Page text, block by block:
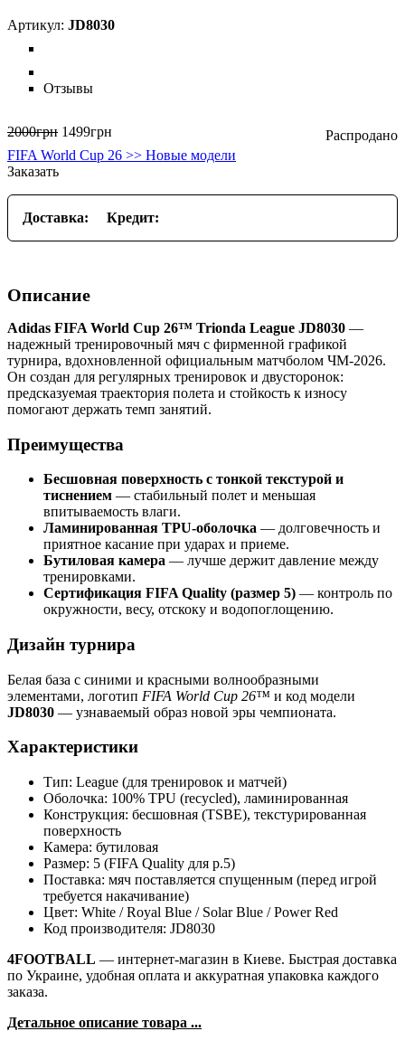
JD8030
Отзывы
2000грн 1499грн
FIFA World Cup 26 >> Новые модели
Заказать
Доставка: Кредит:
Описание
Adidas FIFA World Cup 26™ Trionda League JD8030 —
надежный тренировочный мяч с фирменной графикой
турнира, вдохновленной официальным матчболом ЧМ-2026.
Он создан для регулярных тренировок и двусторонок:
предсказуемая траектория полета и стойкость к износу
помогают держать темп занятий.
Преимущества
Бесшовная поверхность с тонкой текстурой и
тиснением — стабильный полет и меньшая
впитываемость влаги.
Ламинированная TPU-оболочка — долговечность и
приятное касание при ударах и приеме.
Бутиловая камера — лучше держит давление между
тренировками.
Сертификация FIFA Quality (размер 5) — контроль по
окружности, весу, отскоку и водопоглощению.
Дизайн турнира
Белая база с синими и красными волнообразными
элементами, логотип FIFA World Cup 26™ и код модели
JD8030 — узнаваемый образ новой эры чемпионата.
Характеристики
Тип: League (для тренировок и матчей)
Оболочка: 100% TPU (recycled), ламинированная
Конструкция: бесшовная (TSBE), текстурированная
поверхность
Камера: бутиловая
Размер: 5 (FIFA Quality для р.5)
Поставка: мяч поставляется спущенным (перед игрой
требуется накачивание)
Цвет: White / Royal Blue / Solar Blue / Power Red
Код производителя: JD8030
4FOOTBALL — интернет-магазин в Киеве. Быстрая доставка
по Украине, удобная оплата и аккуратная упаковка каждого
заказа.
Детальное описание товара ...